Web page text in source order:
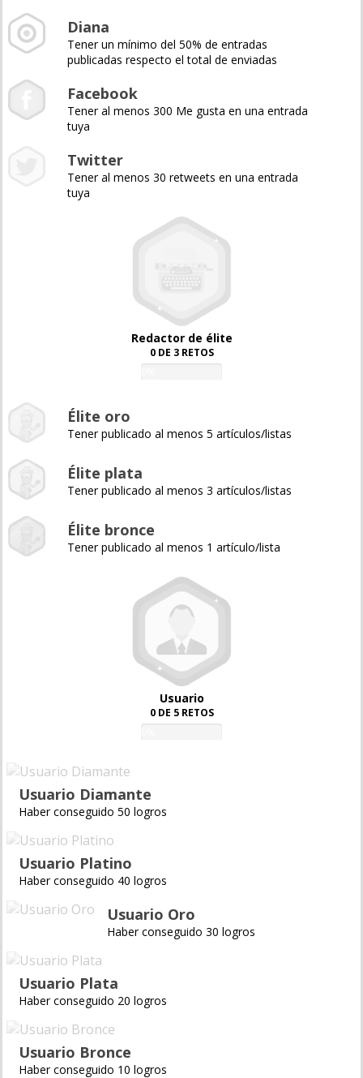
Diana
Tener un mínimo del 50% de entradas
publicadas respecto el total de enviadas
Facebook
Tener al menos 300 Me gusta en una entrada
tuya
Twitter
Tener al menos 30 retweets en una entrada
tuya
Redactor de élite
0 DE 3 RETOS
Élite oro
Tener publicado al menos 5 artículos/listas
Élite plata
Tener publicado al menos 3 artículos/listas
Élite bronce
Tener publicado al menos 1 artículo/lista
Usuario
0 DE 5 RETOS
Usuario Diamante
Haber conseguido 50 logros
Usuario Platino
Haber conseguido 40 logros
Usuario Oro
Haber conseguido 30 logros
Usuario Plata
Haber conseguido 20 logros
Usuario Bronce
Haber conseguido 10 logros